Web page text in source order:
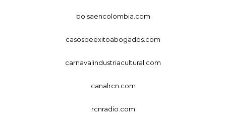
bolsaencolombia.com
casosdeexitoabogados.com
carnavalindustriacultural.com
canalrcn.com
rcnradio.com